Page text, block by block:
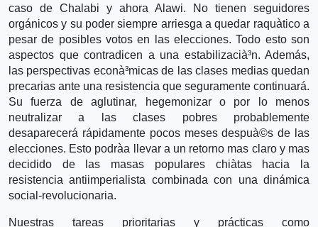
caso de Chalabi y ahora Alawi. No tienen seguidores
orgánicos y su poder siempre arriesga a quedar raquà­tico a
pesar de posibles votos en las elecciones. Todo esto son
aspectos que contradicen a una estabilizacià³n. Además,
las perspectivas econà³micas de las clases medias quedan
precarias ante una resistencia que seguramente continuará.
Su fuerza de aglutinar, hegemonizar o por lo menos
neutralizar a las clases pobres probablemente
desaparecerá rápidamente pocos meses despuà©s de las
elecciones. Esto podrà­a llevar a un retorno mas claro y mas
decidido de las masas populares chià­tas hacia la
resistencia antiimperialista combinada con una dinámica
social-revolucionaria.
Nuestras tareas prioritarias y prácticas como